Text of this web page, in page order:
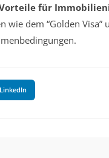
für
wie dem “Golden
LinkedIn